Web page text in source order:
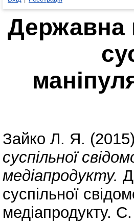
Державна
Зайко Л. Я.
суспільної
медіапродукту.
суспільної
медіапродукту.